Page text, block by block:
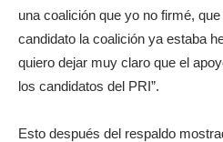
una coalición que yo no firmé,
candidato la coalición ya estaba
quiero dejar muy claro que el
los candidatos del PRI”.
Esto después del respaldo